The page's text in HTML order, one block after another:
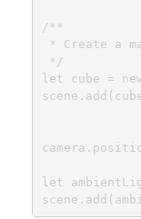
/**
* Create a
*/
let cube =
let